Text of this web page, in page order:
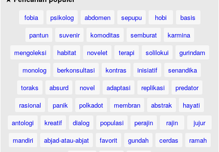
fobia psikolog abdomen sepupu hobi
basis
pantun
suvenir komoditas semburat
karmina
mengoleksi
habitat novelet terapi solilokui
gurindam
monolog
berkonsultasi kontras inisiatif
senandika
toraks
absurd novel adaptasi replikasi
predator
rasional
panik polkadot membran abstrak
hayati
antologi
kreatif dialog populasi perajin rajin
jujur
mandiri
abjad-atau-abjat favorit gundah cerdas
ramah